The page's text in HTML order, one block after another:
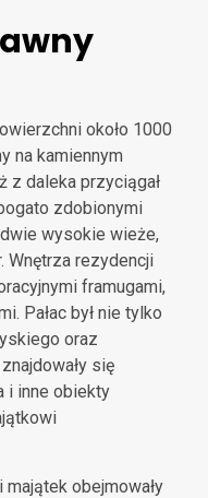
około 1000
na kamiennym
z daleka przyciągał
zdobionymi
wysokie wieże,
Wnętrza rezydencji
framugami,
Pałac był nie tylko
oraz
się
i inne obiekty
obejmowały